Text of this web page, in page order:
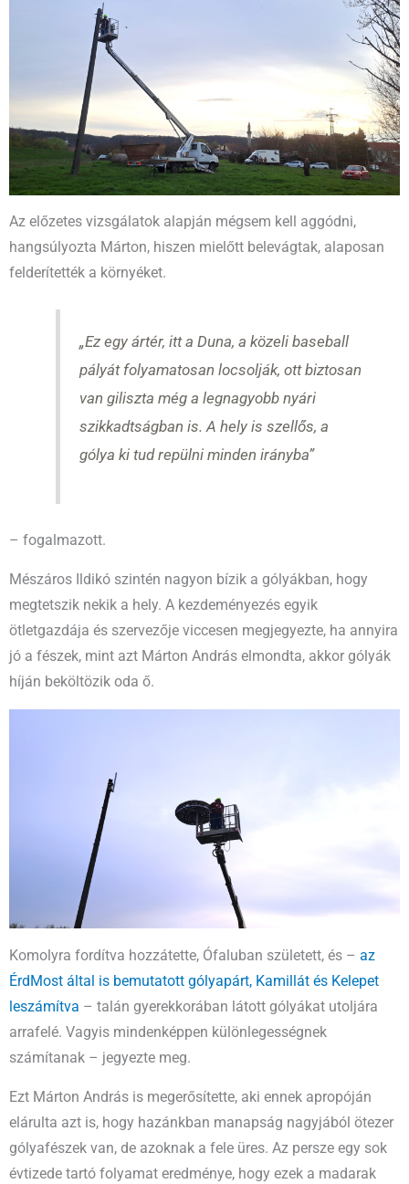
Az előzetes vizsgálatok alapján mégsem kell aggódni,
hangsúlyozta Márton, hiszen mielőtt belevágtak, alaposan
felderítették a környéket.
„Ez egy ártér, itt a Duna, a közeli baseball
pályát folyamatosan locsolják, ott biztosan
van giliszta még a legnagyobb nyári
szikkadtságban is. A hely is szellős, a
gólya ki tud repülni minden irányba”
– fogalmazott.
Mészáros Ildikó szintén nagyon bízik a gólyákban, hogy
megtetszik nekik a hely. A kezdeményezés egyik
ötletgazdája és szervezője viccesen megjegyezte, ha annyira
jó a fészek, mint azt Márton András elmondta, akkor gólyák
híján beköltözik oda ő.
Komolyra fordítva hozzátette, Ófaluban született, és – az
ÉrdMost által is bemutatott gólyapárt, Kamillát és Kelepet
leszámítva – talán gyerekkorában látott gólyákat utoljára
arrafelé. Vagyis mindenképpen különlegességnek
számítanak – jegyezte meg.
Ezt Márton András is megerősítette, aki ennek apropóján
elárulta azt is, hogy hazánkban manapság nagyjából ötezer
gólyafészek van, de azoknak a fele üres. Az persze egy sok
évtizede tartó folyamat eredménye, hogy ezek a madarak